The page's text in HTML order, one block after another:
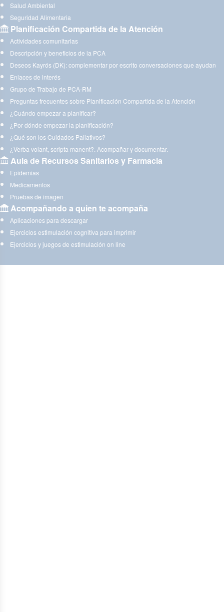
Salud Ambiental
Seguridad Alimentaria
Planificación Compartida de la Atención
Actividades comunitarias
Descripción y beneficios de la PCA
Deseos Kayrós (DK): complementar por escrito conversaciones que ayudan
Enlaces de interés
Grupo de Trabajo de PCA-RM
Preguntas frecuentes sobre Planificación Compartida de la Atención
¿Cuándo empezar a planificar?
¿Por dónde empezar la planificación?
¿Qué son los Cuidados Paliativos?
¿Verba volant, scripta manent?. Acompañar y documentar.
Aula de Recursos Sanitarios y Farmacia
Epidemias
Medicamentos
Pruebas de imagen
Acompañando a quien te acompaña
Aplicaciones para descargar
Ejercicios estimulación cognitiva para imprimir
Ejercicios y juegos de estimulación on line